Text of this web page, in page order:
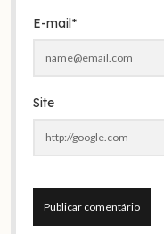
E-mail*
Site